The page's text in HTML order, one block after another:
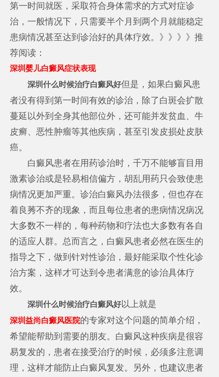
第一时间就医，采取符合身体需求的方式对症诊
治，一般情况下，只需要半个月到两个月就能稳定
患病情况甚至达到诊治好的具体疗效。》》》》推
荐阅读：
深圳婴儿白癜风症状表现
深圳什么时候治疗白癜风好但是，如果白癜风患
者没有得到第一时间有效的诊治，除了白斑会扩散
蔓延以外到全身其他部位外，还可能并发贫血、牛
皮癣、恶性肿瘤等其他疾病，甚至引发皮损处皮肤
癌。
白癜风患者在用药诊治时，千万不能够盲目用
激素诊治或是轻易相信偏方，胡乱用药只会致使患
病情况更加严重。诊治白癜风办法很多，但也存在
着良莠不齐的现象，而且每位患者的患病情况病况
大多数不一样的，每种药物和疗法也大多数有各自
的适应人群。总而言之，白癜风患者必然在医生的
指导之下，做到针对性诊治，最好能采取个性化诊
治方案，这样才可达到令患者满意的诊治具体疗
效。
深圳什么时候治疗白癜风好以上就是
深圳益尚白癜风医院的专家对这个问题的简单介绍，
希望能帮助到需要的朋友。白癜风这种疾病是很容
易复发的，患者在接受治疗的时候，必须多注意调
理，这样才能防止白癜风复发。另外，也建议患者